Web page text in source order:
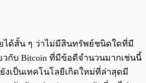
ได้สั้น ๆ ว่าไม่มีสินทรัพย์ชนิดใดที่มี
วกับ Bitcoin ที่มีข้อดีจำนวนมากเช่นนี้
งเป็นเทคโนโลยีเกิดใหม่ที่ล่าสุดมี